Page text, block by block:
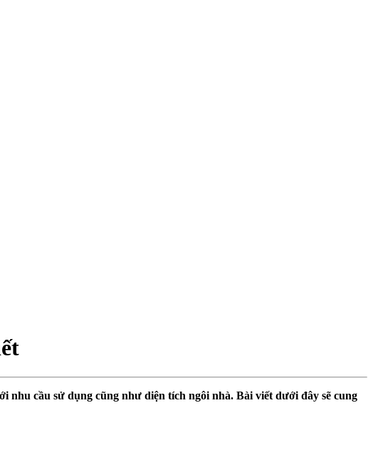
cầu sử dụng cũng như diện tích ngôi nhà. Bài viết dưới đây sẽ cung